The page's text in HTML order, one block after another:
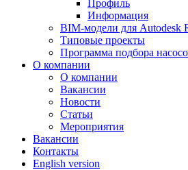
Профиль
Информация
BIM-модели для Autodesk
Типовые проекты
Программа подбора
О компании
О компании
Вакансии
Новости
Статьи
Мероприятия
Вакансии
Контакты
English version